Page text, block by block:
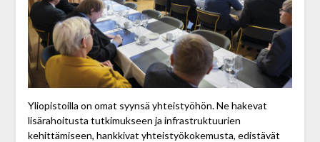
Yliopistoilla on omat syynsä yhteistyöhön. Ne hakevat
lisärahoitusta tutkimukseen ja infrastruktuurien
kehittämiseen, hankkivat yhteistyökokemusta, edistävät